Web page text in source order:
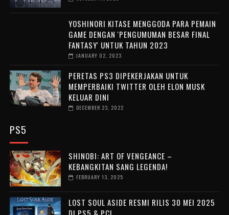
YOSHINORI KITASE MENGGODA PARA PEMAIN
GAME DENGAN 'PENGUMUMAN BESAR FINAL
FANTASY' UNTUK TAHUN 2023
JANUARY 02, 2023
PERETAS PS3 DIPEKERJAKAN UNTUK
MEMPERBAIKI TWITTER OLEH ELON MUSK
KELUAR DINI
DECEMBER 23, 2022
PS5
SHINOBI: ART OF VENGEANCE –
KEBANGKITAN SANG LEGENDA!
FEBRUARY 13, 2025
LOST SOUL ASIDE RESMI RILIS 30 MEI 2025